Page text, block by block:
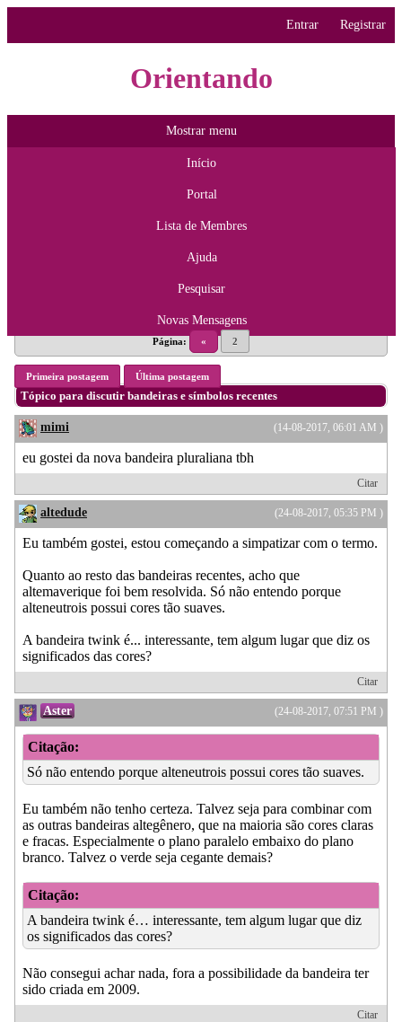
Entrar Registrar
Orientando
Mostrar menu
Início
Portal
Lista de Membres
Ajuda
Pesquisar
Novas Mensagens
Página: « 2
Primeira postagem Última postagem
Tópico para discutir bandeiras e símbolos recentes
(14-08-2017, 06:01 AM )
mimi
eu gostei da nova bandeira pluraliana tbh
Citar
(24-08-2017, 05:35 PM )
altedude
Eu também gostei, estou começando a simpatizar com o termo.
Quanto ao resto das bandeiras recentes, acho que
altemaverique foi bem resolvida. Só não entendo porque
alteneutrois possui cores tão suaves.
A bandeira twink é... interessante, tem algum lugar que diz os
significados das cores?
Citar
(24-08-2017, 07:51 PM )
Aster
Citação:
Só não entendo porque alteneutrois possui cores tão suaves.
Eu também não tenho certeza. Talvez seja para combinar com
as outras bandeiras altegênero, que na maioria são cores claras
e fracas. Especialmente o plano paralelo embaixo do plano
branco. Talvez o verde seja cegante demais?
Citação:
A bandeira twink é… interessante, tem algum lugar que diz
os significados das cores?
Não consegui achar nada, fora a possibilidade da bandeira ter
sido criada em 2009.
Citar